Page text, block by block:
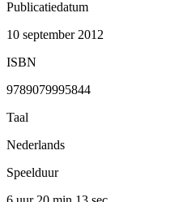
Publicatiedatum
10 september 2012
ISBN
9789079995844
Taal
Nederlands
Speelduur